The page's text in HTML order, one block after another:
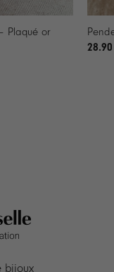
Plaqué or
28.90
bijoux